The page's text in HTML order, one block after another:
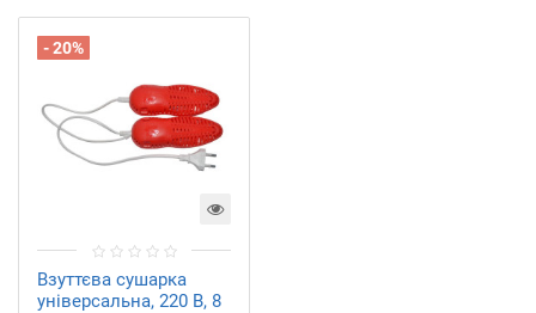
- 20%
Взуттєва сушарка
універсальна, 220 В, 8